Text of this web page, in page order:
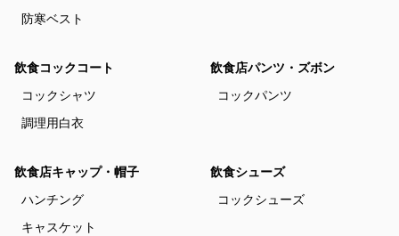
防寒ベスト
飲食コックコート
コックシャツ
調理用白衣
飲食店パンツ・ズボン
コックパンツ
飲食店キャップ・帽子
ハンチング
キャスケット
飲食シューズ
コックシューズ